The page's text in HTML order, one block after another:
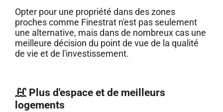
Opter pour une propriété dans des zones
proches comme Finestrat n'est pas seulement
une alternative, mais dans de nombreux cas une
meilleure décision du point de vue de la qualité
de vie et de l'investissement.
Plus d'espace et de meilleurs
logements